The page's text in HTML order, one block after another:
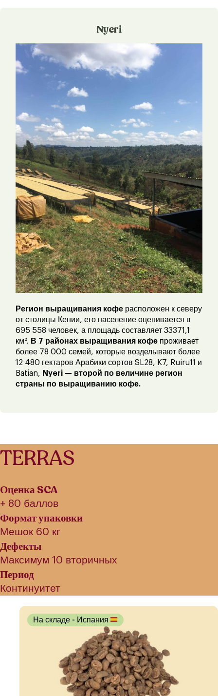
Nyeri
Регион выращивания кофе расположен к северу
от столицы Кении, его население оценивается в
695 558 человек, а площадь составляет 33371,1
км². В 7 районах выращивания кофе проживает
более 78 000 семей, которые возделывают более
12 480 гектаров Арабики сортов SL28, K7, Ruiru11 и
Batian, Nyeri — второй по величине регион
страны по выращиванию кофе.
TERRAS
Оценка SCA
+ 80 баллов
Формат упаковки
Мешок 60 кг
Дефекты
Максимум 10 вторичных
Период
Континуитет
На складе - Испания